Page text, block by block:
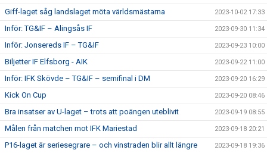
Giff-laget såg landslaget möta världsmästarna 2023-10-02 17:33
Inför: TG&IF – Alingsås IF 2023-09-30 11:34
Inför: Jonsereds IF – TG&IF 2023-09-23 10:00
Biljetter IF Elfsborg - AIK 2023-09-22 11:00
Inför: IFK Skövde – TG&IF – semifinal i DM 2023-09-20 16:29
Kick On Cup 2023-09-20 08:46
Bra insatser av U-laget – trots att poängen uteblivit 2023-09-19 08:55
Målen från matchen mot IFK Mariestad 2023-09-18 20:21
P16-laget är seriesegrare – och vinstraden blir allt längre 2023-09-18 19:36